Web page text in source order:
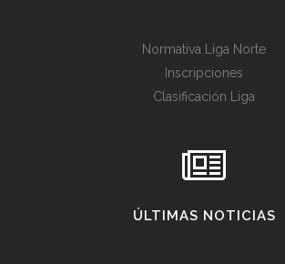
Normativa Liga Norte
Inscripciones
Clasificación Liga
ÚLTIMAS NOTICIAS